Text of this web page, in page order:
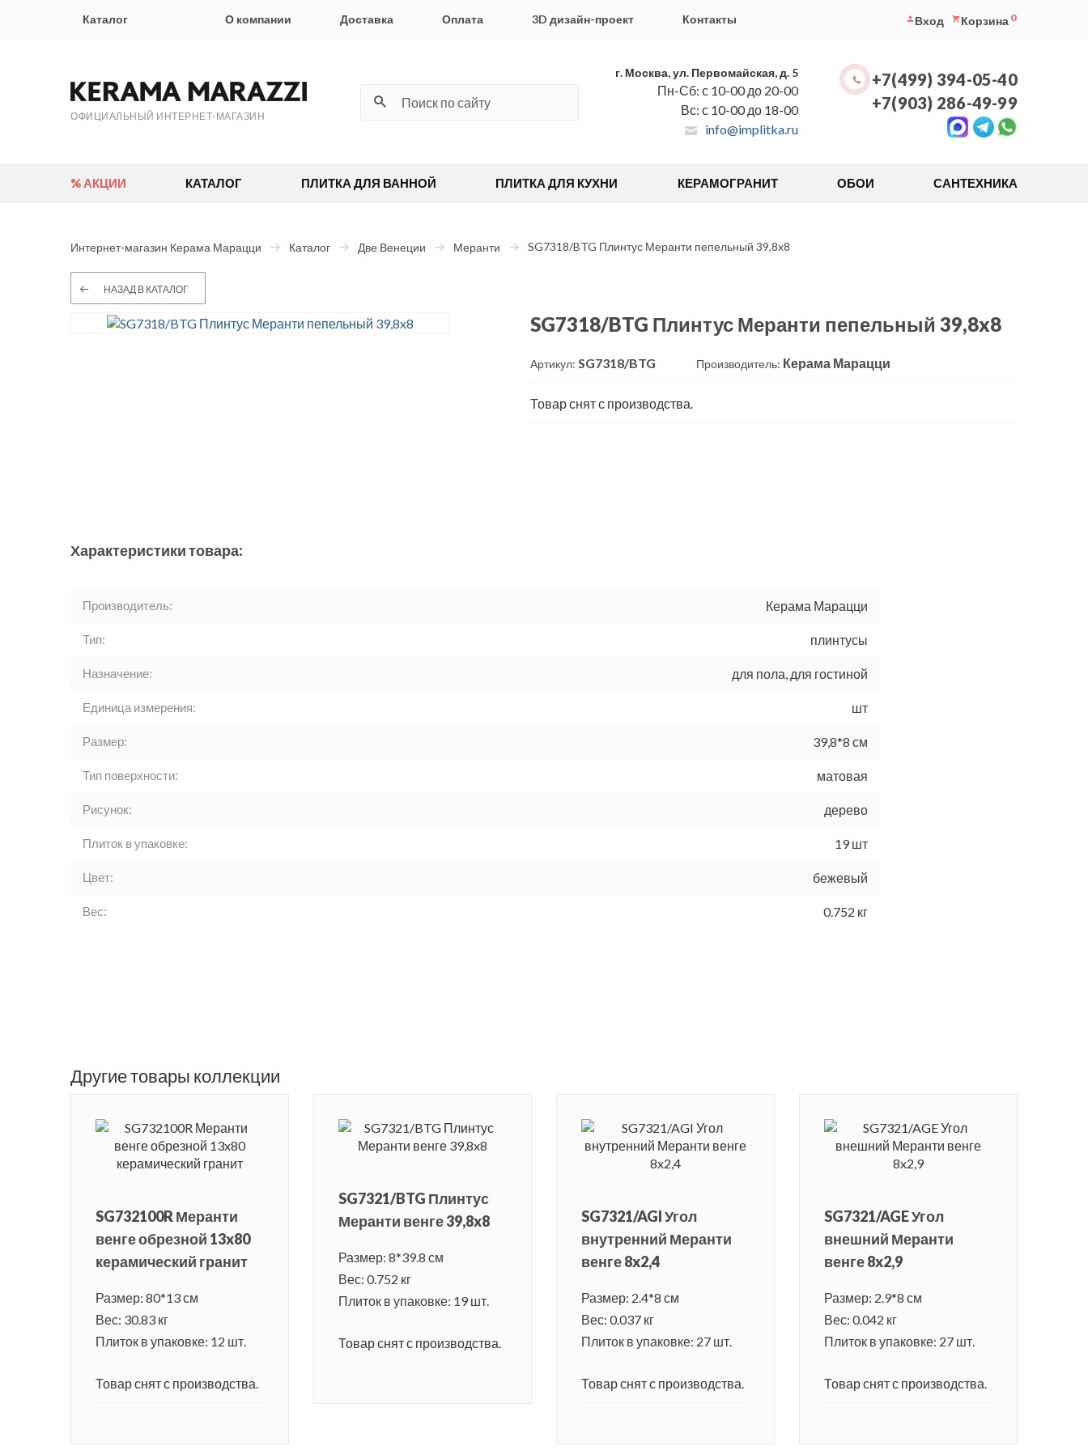
Каталог О компании Доставка Оплата 3D дизайн-проект Контакты Вход Корзина 0
ОФИЦИАЛЬНЫЙ ИНТЕРНЕТ-МАГАЗИН
г. Москва, ул. Первомайская, д. 5
Пн-Сб: с 10-00 до 20-00
Вс: с 10-00 до 18-00
info@implitka.ru
+7(499) 394-05-40
+7(903) 286-49-99
% АКЦИИ КАТАЛОГ ПЛИТКА ДЛЯ ВАННОЙ ПЛИТКА ДЛЯ КУХНИ КЕРАМОГРАНИТ ОБОИ САНТЕХНИКА
Интернет-магазин Керама Марацци Каталог Две Венеции Меранти SG7318/BTG Плинтус Меранти пепельный 39,8x8
НАЗАД В КАТАЛОГ
SG7318/BTG Плинтус Меранти пепельный 39,8x8
Артикул: SG7318/BTG Производитель: Керама Марацци
Товар снят с производства.
Характеристики товара:
Производитель: Керама Марацци
Тип: плинтусы
Назначение: для пола, для гостиной
Единица измерения: шт
Размер: 39,8*8 см
Тип поверхности: матовая
Рисунок: дерево
Плиток в упаковке: 19 шт
Цвет: бежевый
Вес: 0.752 кг
Другие товары коллекции
SG732100R Меранти
венге обрезной 13x80
керамический гранит
Размер: 80*13 см
Вес: 30.83 кг
Плиток в упаковке: 12 шт.
Товар снят с производства.
SG7321/BTG Плинтус
Меранти венге 39,8x8
Размер: 8*39.8 см
Вес: 0.752 кг
Плиток в упаковке: 19 шт.
Товар снят с производства.
SG7321/AGI Угол
внутренний Меранти
венге 8x2,4
Размер: 2.4*8 см
Вес: 0.037 кг
Плиток в упаковке: 27 шт.
Товар снят с производства.
SG7321/AGE Угол
внешний Меранти
венге 8x2,9
Размер: 2.9*8 см
Вес: 0.042 кг
Плиток в упаковке: 27 шт.
Товар снят с производства.